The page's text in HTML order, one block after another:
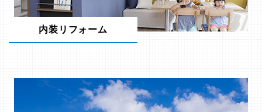
内装リフォーム